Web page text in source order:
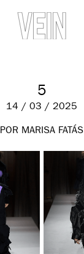
5
14 / 03 / 2025
POR MARISA FATÁS